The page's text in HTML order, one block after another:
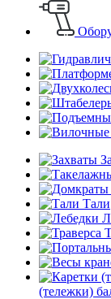
Тали
(тележки)